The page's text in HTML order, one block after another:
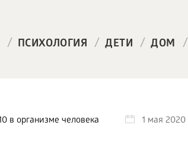
/ ПСИХОЛОГИЯ / ДЕТИ / ДОМ /
в организме человека 1 мая 2020